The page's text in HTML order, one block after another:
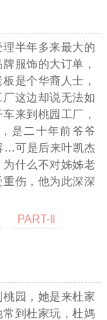
理半年多来最大的
服饰的大订单，
是个华裔人士，
这边却说无法如
来到桃园工厂，
是二十年前爷爷
…可是后来叶凯杰
什么不对姊姊老
伤，他为此深深
PART-Ⅱ
桃园，她是来杜家
到杜家玩，杜媽